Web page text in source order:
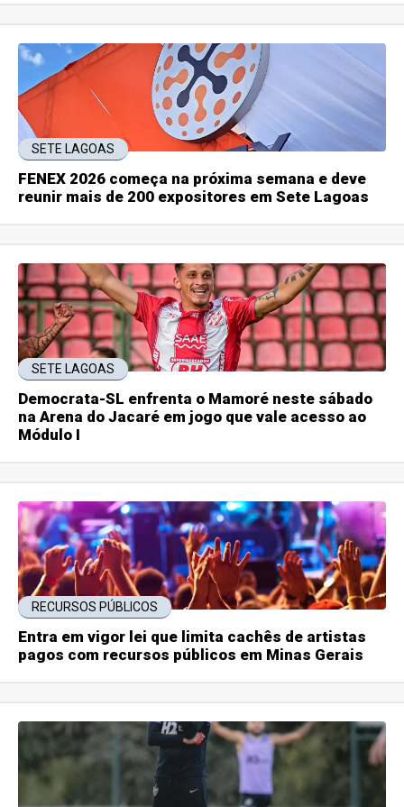
SETE LAGOAS
FENEX 2026 começa na próxima semana e deve
reunir mais de 200 expositores em Sete Lagoas
SETE LAGOAS
Democrata-SL enfrenta o Mamoré neste sábado
na Arena do Jacaré em jogo que vale acesso ao
Módulo I
RECURSOS PÚBLICOS
Entra em vigor lei que limita cachês de artistas
pagos com recursos públicos em Minas Gerais